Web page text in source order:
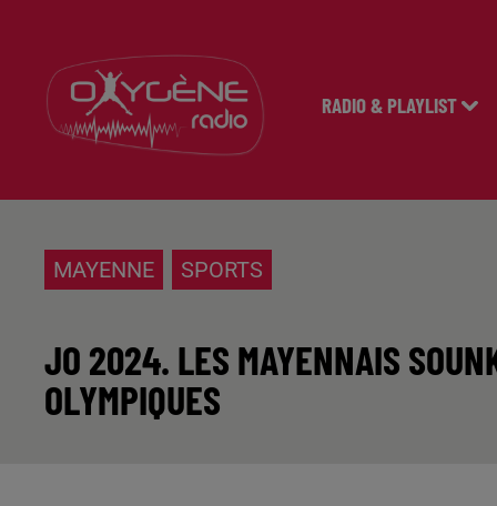
RADIO & PLAYLIST
MAYENNE SPORTS
JO 2024. LES MAYENNAIS
OLYMPIQUES